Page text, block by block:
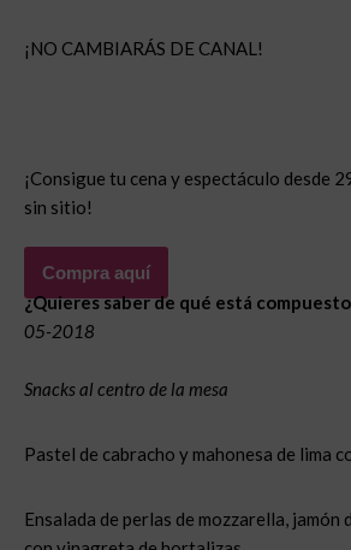
¡NO CAMBIARÁS DE CANAL!
¡Consigue tu cena y espectáculo desde
sin sitio!
Compra aquí
¿Quieres saber de qué está
05-2018
Snacks al centro de la mesa
Pastel de cabracho y mahonesa de lima
Ensalada de perlas de mozzarella, jamón